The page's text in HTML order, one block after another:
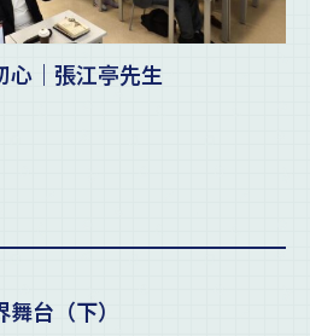
心｜張江亭先生
台（下）